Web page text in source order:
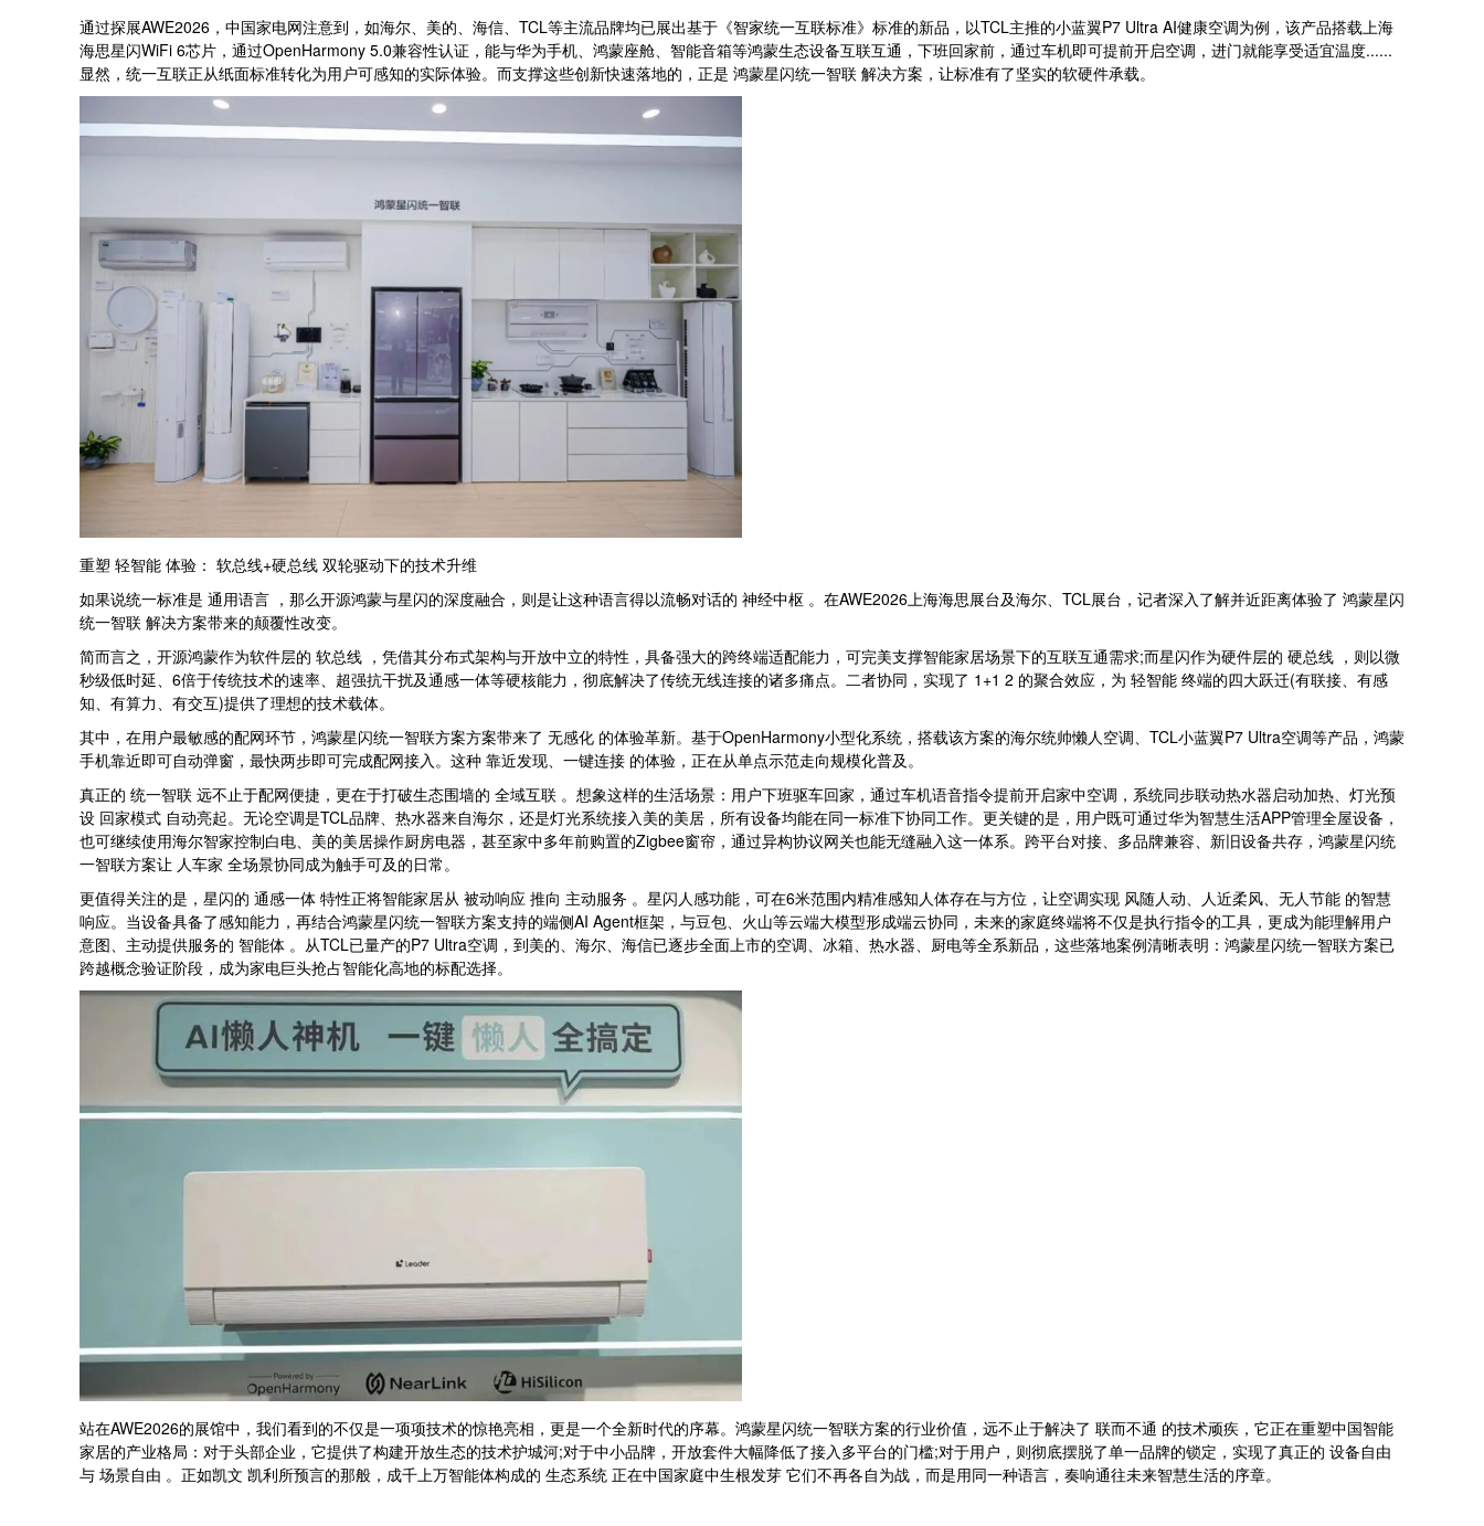
通过探展AWE2026，中国家电网注意到，如海尔、美的、海信、TCL等主流品牌均已展出基于《智家统一互联标准》标准的新品，以TCL主推的小蓝翼P7 Ultra AI健康空调为例，该产品搭载上海
海思星闪WiFi 6芯片，通过OpenHarmony 5.0兼容性认证，能与华为手机、鸿蒙座舱、智能音箱等鸿蒙生态设备互联互通，下班回家前，通过车机即可提前开启空调，进门就能享受适宜温度......
显然，统一互联正从纸面标准转化为用户可感知的实际体验。而支撑这些创新快速落地的，正是 鸿蒙星闪统一智联 解决方案，让标准有了坚实的软硬件承载。
重塑 轻智能 体验： 软总线+硬总线 双轮驱动下的技术升维
如果说统一标准是 通用语言 ，那么开源鸿蒙与星闪的深度融合，则是让这种语言得以流畅对话的 神经中枢 。在AWE2026上海海思展台及海尔、TCL展台，记者深入了解并近距离体验了 鸿蒙星闪
统一智联 解决方案带来的颠覆性改变。
简而言之，开源鸿蒙作为软件层的 软总线 ，凭借其分布式架构与开放中立的特性，具备强大的跨终端适配能力，可完美支撑智能家居场景下的互联互通需求;而星闪作为硬件层的 硬总线 ，则以微
秒级低时延、6倍于传统技术的速率、超强抗干扰及通感一体等硬核能力，彻底解决了传统无线连接的诸多痛点。二者协同，实现了 1+1 2 的聚合效应，为 轻智能 终端的四大跃迁(有联接、有感
知、有算力、有交互)提供了理想的技术载体。
其中，在用户最敏感的配网环节，鸿蒙星闪统一智联方案方案带来了 无感化 的体验革新。基于OpenHarmony小型化系统，搭载该方案的海尔统帅懒人空调、TCL小蓝翼P7 Ultra空调等产品，鸿蒙
手机靠近即可自动弹窗，最快两步即可完成配网接入。这种 靠近发现、一键连接 的体验，正在从单点示范走向规模化普及。
真正的 统一智联 远不止于配网便捷，更在于打破生态围墙的 全域互联 。想象这样的生活场景：用户下班驱车回家，通过车机语音指令提前开启家中空调，系统同步联动热水器启动加热、灯光预
设 回家模式 自动亮起。无论空调是TCL品牌、热水器来自海尔，还是灯光系统接入美的美居，所有设备均能在同一标准下协同工作。更关键的是，用户既可通过华为智慧生活APP管理全屋设备，
也可继续使用海尔智家控制白电、美的美居操作厨房电器，甚至家中多年前购置的Zigbee窗帘，通过异构协议网关也能无缝融入这一体系。跨平台对接、多品牌兼容、新旧设备共存，鸿蒙星闪统
一智联方案让 人车家 全场景协同成为触手可及的日常。
更值得关注的是，星闪的 通感一体 特性正将智能家居从 被动响应 推向 主动服务 。星闪人感功能，可在6米范围内精准感知人体存在与方位，让空调实现 风随人动、人近柔风、无人节能 的智慧
响应。当设备具备了感知能力，再结合鸿蒙星闪统一智联方案支持的端侧AI Agent框架，与豆包、火山等云端大模型形成端云协同，未来的家庭终端将不仅是执行指令的工具，更成为能理解用户
意图、主动提供服务的 智能体 。从TCL已量产的P7 Ultra空调，到美的、海尔、海信已逐步全面上市的空调、冰箱、热水器、厨电等全系新品，这些落地案例清晰表明：鸿蒙星闪统一智联方案已
跨越概念验证阶段，成为家电巨头抢占智能化高地的标配选择。
站在AWE2026的展馆中，我们看到的不仅是一项项技术的惊艳亮相，更是一个全新时代的序幕。鸿蒙星闪统一智联方案的行业价值，远不止于解决了 联而不通 的技术顽疾，它正在重塑中国智能
家居的产业格局：对于头部企业，它提供了构建开放生态的技术护城河;对于中小品牌，开放套件大幅降低了接入多平台的门槛;对于用户，则彻底摆脱了单一品牌的锁定，实现了真正的 设备自由
与 场景自由 。正如凯文 凯利所预言的那般，成千上万智能体构成的 生态系统 正在中国家庭中生根发芽 它们不再各自为战，而是用同一种语言，奏响通往未来智慧生活的序章。